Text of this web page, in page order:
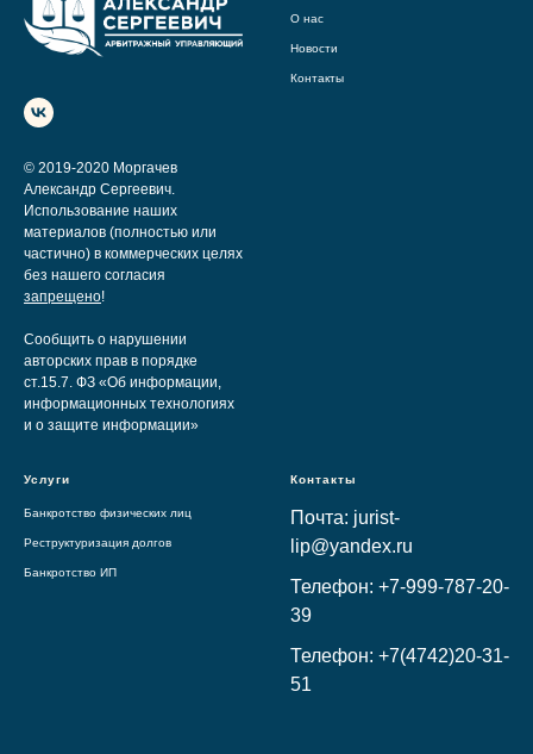
© 2019-2020 Моргачев
Александр Сергеевич.
Использование наших
материалов (полностью или
частично) в коммерческих целях
без нашего согласия
запрещено!
Сообщить о нарушении
авторских прав в порядке
ст.15.7. ФЗ «Об информации,
информационных технологиях
и о защите информации»
О нас
Новости
Контакты
Услуги
Банкротство физических лиц
Реструктуризация долгов
Банкротство ИП
Контакты
Почта: jurist-
lip@yandex.ru
Телефон: +7-999-787-20-
39
Телефон: +7(4742)20-31-
51